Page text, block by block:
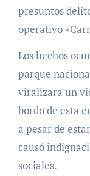
presuntos
operativo
Los hechos
parque
viralizara un
bordo de esta
a pesar de
causó
sociales.